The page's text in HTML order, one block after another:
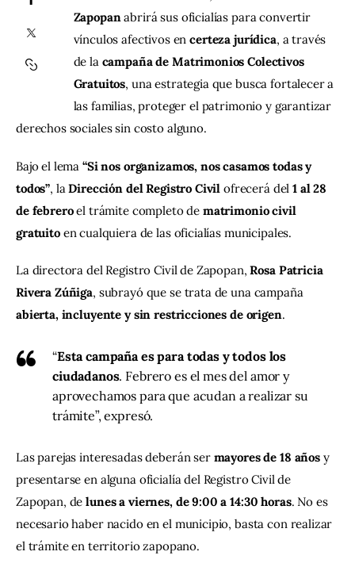
Contacto
Zapopan abrirá sus oficialías para convertir
vínculos afectivos en certeza jurídica, a través
de la campaña de Matrimonios Colectivos
Gratuitos, una estrategia que busca fortalecer a
las familias, proteger el patrimonio y garantizar
derechos sociales sin costo alguno.
Bajo el lema “Si nos organizamos, nos casamos todas y
todos”, la Dirección del Registro Civil ofrecerá del 1 al 28
de febrero el trámite completo de matrimonio civil
gratuito en cualquiera de las oficialías municipales.
La directora del Registro Civil de Zapopan, Rosa Patricia
Rivera Zúñiga, subrayó que se trata de una campaña
abierta, incluyente y sin restricciones de origen.
“Esta campaña es para todas y todos los
ciudadanos. Febrero es el mes del amor y
aprovechamos para que acudan a realizar su
trámite”, expresó.
Las parejas interesadas deberán ser mayores de 18 años y
presentarse en alguna oficialía del Registro Civil de
Zapopan, de lunes a viernes, de 9:00 a 14:30 horas. No es
necesario haber nacido en el municipio, basta con realizar
el trámite en territorio zapopano.